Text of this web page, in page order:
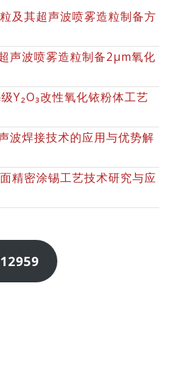
及其超声波喷雾造粒制备方
声波喷雾造粒制备2μm氧化
Y₂O₃改性氧化铱粉体工艺
波焊接技术的应用与优势解
精密涂锡工艺技术研究与应